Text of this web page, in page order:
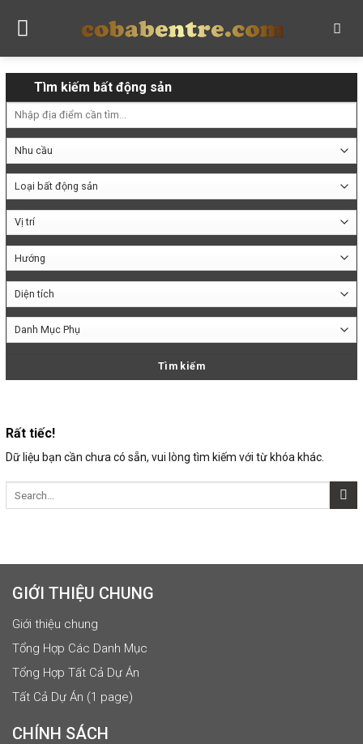
Rất tiếc!
Dữ liệu bạn cần chưa có sẵn, vui lòng tìm kiếm với từ khóa khác.
Tìm kiếm bất động sản
GIỚI THIỆU CHUNG
Giới thiệu chung
Tổng Hợp Các Danh Mục
Tổng Hợp Tất Cả Dự Án
Tất Cả Dự Án (1 page)
CHÍNH SÁCH